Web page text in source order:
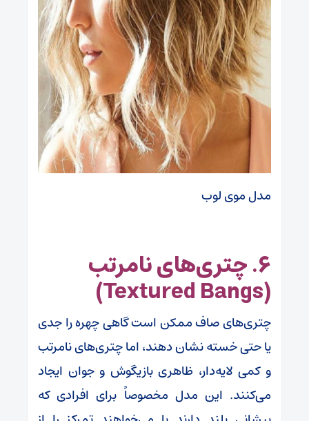
مدل موی لوب
۶. چتری‌های نامرتب
(Textured Bangs)
چتری‌های صاف ممکن است گاهی چهره را جدی
یا حتی خسته نشان دهند، اما چتری‌های نامرتب
و کمی لایه‌دار، ظاهری بازیگوش و جوان ایجاد
می‌کنند. این مدل مخصوصاً برای افرادی که